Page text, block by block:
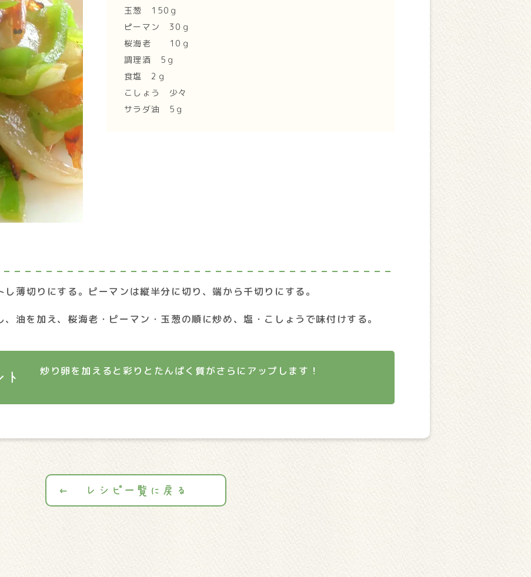
玉葱 150ｇ
ピーマン 30ｇ
桜海老 10ｇ
調理酒 5ｇ
食塩 2ｇ
こしょう 少々
サラダ油 5ｇ
し薄切りにする。ピーマンは縦半分に切り、端から千切りにする。
、油を加え、桜海老・ピーマン・玉葱の順に炒め、塩・こしょうで味付けする。
炒り卵を加えると彩りとたんぱく質がさらにアップします！
レシピ一覧に戻る